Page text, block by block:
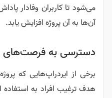
می‌شود تا کاربران وفادار
آن‌ها به آن پروژه افزایش یابد.
دسترسی به فرصت‌های
برخی از ایردراپ‌هایی که
هدف ترغیب افراد به